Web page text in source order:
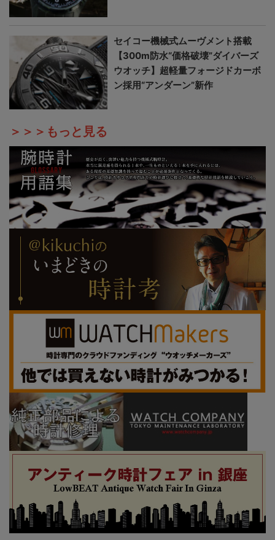
セイコー機械式ムーヴメント搭載
【300m防水“価格破壊”ダイバーズ
ウオッチ】超軽量フォージドカーボ
ン採用“アンダーン”新作
＞＞＞もっと見る